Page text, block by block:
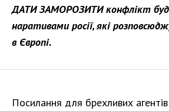
ДАТИ ЗАМОРОЗИТИ конфлікт
наративами росії, які
в Європі.
Посилання для брехливих